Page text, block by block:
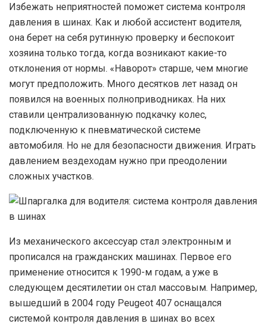
Избежать неприятностей поможет система контроля
давления в шинах. Как и любой ассистент водителя,
она берет на себя рутинную проверку и беспокоит
хозяина только тогда, когда возникают какие-то
отклонения от нормы. «Наворот» старше, чем многие
могут предположить. Много десятков лет назад он
появился на военных полноприводниках. На них
ставили централизованную подкачку колес,
подключенную к пневматической системе
автомобиля. Но не для безопасности движения. Играть
давлением вездеходам нужно при преодолении
сложных участков.
Из механического аксессуар стал электронным и
прописался на гражданских машинах. Первое его
применение относится к 1990-м годам, а уже в
следующем десятилетии он стал массовым. Например,
вышедший в 2004 году Peugeot 407 оснащался
системой контроля давления в шинах во всех